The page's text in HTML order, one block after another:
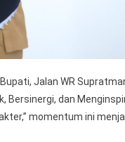
Jalan WR
Bersinergi, dan
momentum ini